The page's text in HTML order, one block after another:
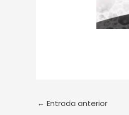
← Entrada anterior